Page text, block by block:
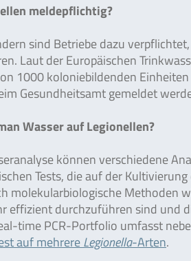
meldepflichtig?
sind Betriebe dazu
Laut der Europäischen
1000 koloniebildenden
Gesundheitsamt gemeldet
Wasser auf Legionellen?
können verschiedene
Tests, die auf der
molekularbiologische Methoden
effizient durchzuführen sind und
time PCR-Portfolio umfasst
auf mehrereLegionella-Arten.